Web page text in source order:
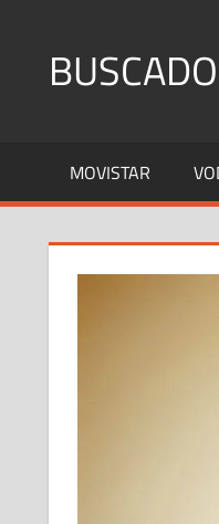
contenido
Fijos
y
MOVISTAR